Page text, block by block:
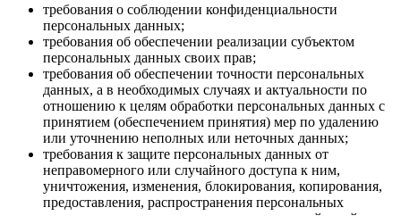
требования о соблюдении конфиденциальности
персональных данных;
требования об обеспечении реализации субъектом
персональных данных своих прав;
требования об обеспечении точности персональных
данных, а в необходимых случаях и актуальности по
отношению к целям обработки персональных данных с
принятием (обеспечением принятия) мер по удалению
или уточнению неполных или неточных данных;
требования к защите персональных данных от
неправомерного или случайного доступа к ним,
уничтожения, изменения, блокирования, копирования,
предоставления, распространения персональных